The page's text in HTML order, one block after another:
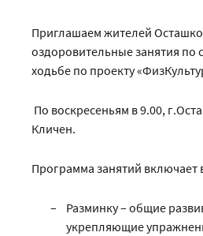
Приглашаем жителей
оздоровительные занятия по
ходьбе по проекту
По воскресеньям в 9.00,
Кличен.
Программа занятий включает
Разминку – общие
укрепляющие